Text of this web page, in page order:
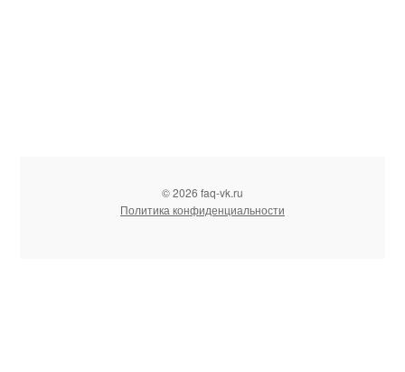
© 2026 faq-vk.ru
Политика конфиденциальности